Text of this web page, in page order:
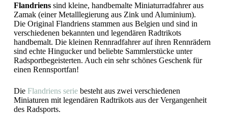
Flandrienssind kleine, handbemalte Miniaturradfahrer aus
Zamak (einer Metalllegierung aus Zink und Aluminium).
Die Original Flandriens stammen aus Belgien und sind in
verschiedenen bekannten und legendären Radtrikots
handbemalt. Die kleinen Rennradfahrer auf ihren Rennrädern
sind echte Hingucker und beliebte Sammlerstücke unter
Radsportbegeisterten. Auch ein sehr schönes Geschenk für
einen Rennsportfan!
Die Flandriens seriebesteht aus zwei verschiedenen
Miniaturen mit legendären Radtrikots aus der Vergangenheit
des Radsports.